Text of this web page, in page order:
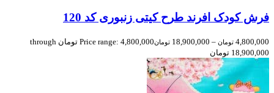
فرش کودک افرند طرح کیتی زنبوری کد 120
4,800,000 تومان –
18,900,000 تومان
Price range: 4,800,000 تومان through
18,900,000 تومان